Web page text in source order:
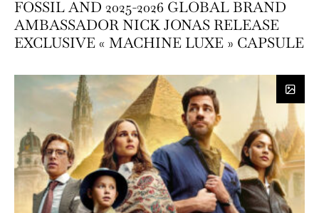
FOSSIL AND 2025-2026 GLOBAL BRAND
AMBASSADOR NICK JONAS RELEASE
EXCLUSIVE « MACHINE LUXE » CAPSULE